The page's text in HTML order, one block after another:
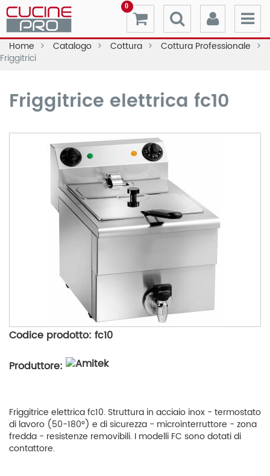
0
Home Catalogo Cottura
Cottura Professionale
Friggitrici
Friggitrice elettrica fc10
Codice prodotto: fc10
Produttore:
Friggitrice elettrica fc10. Struttura in acciaio inox - termostato
di lavoro (50-180°) e di sicurezza - microinterruttore - zona
fredda - resistenze removibili. I modelli FC sono dotati di
contattore.